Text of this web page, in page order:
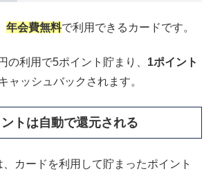
年会費無料で利用できるカードです。
の利用で5ポイント貯まり、 1ポイント
ャッシュバックされます。
トは自動で還元される
カードを利用して貯まったポイント